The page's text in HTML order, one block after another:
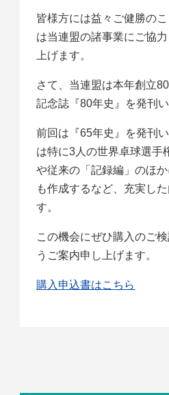
皆様方には益々ご健勝の
は当連盟の諸事業にご協
上げます。
さて、当連盟は本年創立
記念誌『80年史』を発刊い
前回は『65年史』を発刊
は特に3人の世界卓球選手
や従来の「記録編」のほか
も作成するなど、充実し
す。
この機会にぜひ購入のご
うご案内申し上げます。
購入申込書はこちら